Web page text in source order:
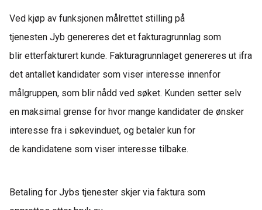
Ved kjøp av funksjonen målrettet stilling på
tjenesten Jyb genereres det et fakturagrunnlag som
blir etterfakturert kunde. Fakturagrunnlaget genereres ut ifra
det antallet kandidater som viser interesse innenfor
målgruppen, som blir nådd ved søket. Kunden setter selv
en maksimal grense for hvor mange kandidater de ønsker
interesse fra i søkevinduet, og betaler kun for
de kandidatene som viser interesse tilbake.
Betaling for Jybs tjenester skjer via faktura som